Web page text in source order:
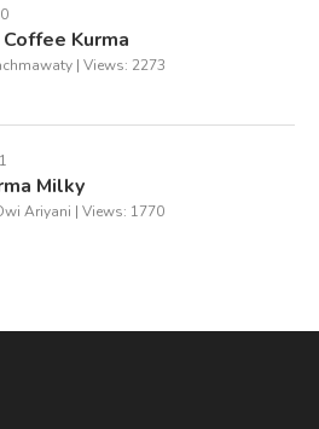
Kurma
| Views: 2273
Milky
Ariyani | Views: 1770